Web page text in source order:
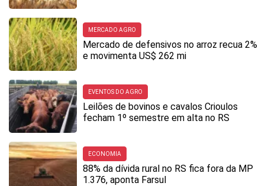
MERCADO AGRO
Mercado de defensivos no arroz recua 2%
e movimenta US$ 262 mi
EVENTOS DO AGRO
Leilões de bovinos e cavalos Crioulos
fecham 1º semestre em alta no RS
ECONOMIA
88% da dívida rural no RS fica fora da MP
1.376, aponta Farsul